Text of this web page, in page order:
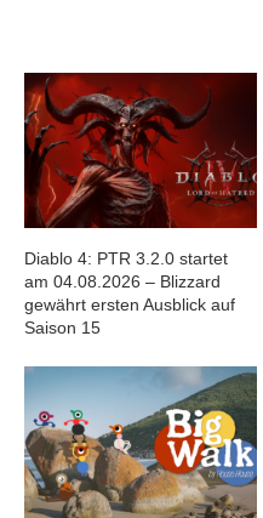
Diablo 4: PTR 3.2.0 startet
am 04.08.2026 – Blizzard
gewährt ersten Ausblick auf
Saison 15